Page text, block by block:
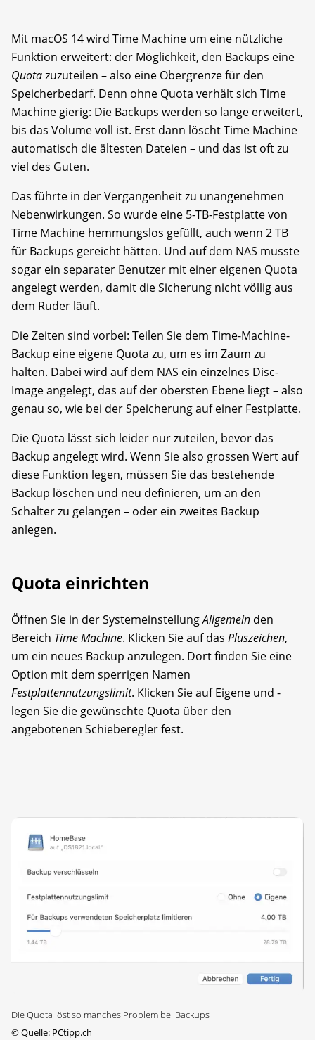
Mit ­macOS 14 wird Time Machine um eine nützliche
Funktion erweitert: der Möglichkeit, den Backups eine
Quotazuzuteilen – also eine Obergrenze für den
Speicherbedarf. Denn ohne Quota verhält sich Time
Machine gierig: Die Backups werden so lange erweitert,
bis das Volume voll ist. Erst dann löscht Time Machine
automatisch die ältesten Dateien – und das ist oft zu
viel des Guten.
Das führte in der Vergangenheit zu unangenehmen
Nebenwirkungen. So wurde eine 5-TB-Festplatte von
Time Machine hemmungslos gefüllt, auch wenn 2 TB
für Backups gereicht hätten. Und auf dem NAS musste
sogar ein separater Benutzer mit einer eigenen Quota
angelegt werden, damit die Sicherung nicht völlig aus
dem Ruder läuft.
Die Zeiten sind vorbei: Teilen Sie dem Time-Machine-
Backup eine eigene Quota zu, um es im Zaum zu
halten. Dabei wird auf dem NAS ein einzelnes Disc-
Image angelegt, das auf der obersten Ebene liegt – also
genau so, wie bei der Speicherung auf einer Festplatte.
Die Quota lässt sich leider nur zuteilen, bevor das
Backup angelegt wird. Wenn Sie also grossen Wert auf
diese Funktion legen, müssen Sie das bestehende
Backup löschen und neu definieren, um an den
Schalter zu gelangen – oder ein zweites Backup
anlegen.
Quota einrichten
Öffnen Sie in der Systemeinstellung ­Allgemein den
Bereich Time Machine. Klicken Sie auf das Pluszeichen,
um ein neues Backup anzulegen. Dort finden Sie eine
Option mit dem sperrigen Namen
Festplattennutzungslimit. Klicken Sie auf Eigene und ­
legen Sie die gewünschte Quota über den
angebotenen Schieberegler fest.
Die Quota löst so manches Problem bei Backups
©Quelle: PCtipp.ch